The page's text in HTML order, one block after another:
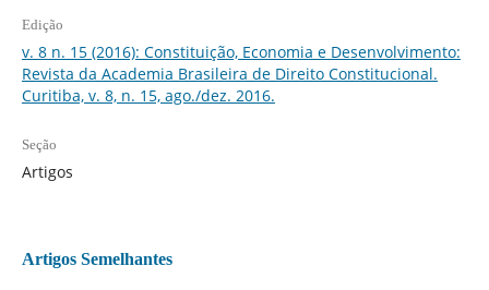
Edição
v. 8 n. 15 (2016): Constituição, Economia e Desenvolvimento:
Revista da Academia Brasileira de Direito Constitucional.
Curitiba, v. 8, n. 15, ago./dez. 2016.
Seção
Artigos
Artigos Semelhantes